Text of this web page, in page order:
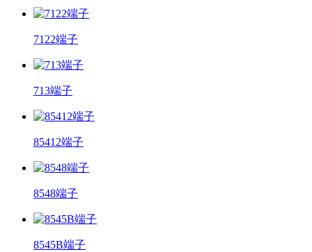
7122端子
713端子
85412端子
8548端子
8545B端子